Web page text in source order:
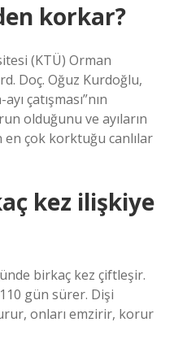
korkar?
(KTÜ) Orman
Doç. Oğuz Kurdoğlu,
çatışması”nın
olduğunu ve ayıların
çok korktuğu canlılar
kez ilişkiye
birkaç kez çiftleşir.
gün sürer. Dişi
onları emzirir, korur